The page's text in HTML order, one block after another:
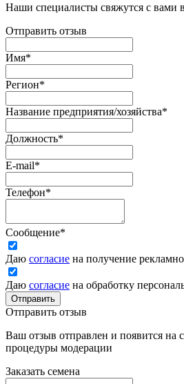
Наши специалисты свяжутся с вами
Отправить отзыв
Имя*
Регион*
Название предприятия/хозяйства*
Должность*
E-mail*
Телефон*
Сообщение*
Даю согласие на получение
Даю согласие на обработку
Отправить
Отправить отзыв
Ваш отзыв отправлен и появится на
процедуры модерации
Заказать семена